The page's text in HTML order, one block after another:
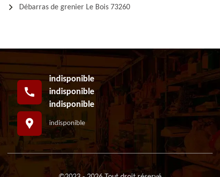
Débarras de grenier Le Bois 73260
indisponible
indisponible
indisponible
indisponible